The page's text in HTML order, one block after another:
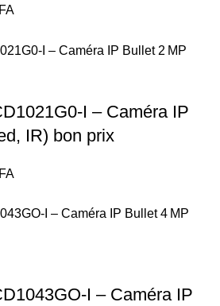
actuel
000 CFA.
– Caméra IP
IR) bon prix
actuel
– Caméra IP